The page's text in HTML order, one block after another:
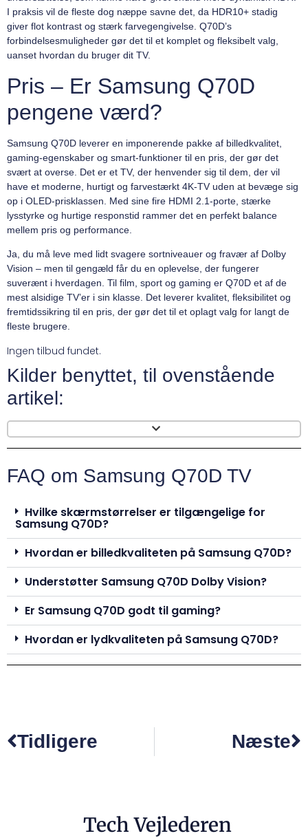
I praksis vil de fleste dog næppe savne det, da HDR10+ stadig
giver flot kontrast og stærk farvegengivelse. Q70D’s
forbindelsesmuligheder gør det til et komplet og fleksibelt valg,
uanset hvordan du bruger dit TV.
Pris – Er Samsung Q70D
pengene værd?
Samsung Q70D leverer en imponerende pakke af billedkvalitet,
gaming-egenskaber og smart-funktioner til en pris, der gør det
svært at overse. Det er et TV, der henvender sig til dem, der vil
have et moderne, hurtigt og farvestærkt 4K-TV uden at bevæge sig
op i OLED-prisklassen. Med sine fire HDMI 2.1-porte, stærke
lysstyrke og hurtige responstid rammer det en perfekt balance
mellem pris og performance.
Ja, du må leve med lidt svagere sortniveauer og fravær af Dolby
Vision – men til gengæld får du en oplevelse, der fungerer
suverænt i hverdagen. Til film, sport og gaming er Q70D et af de
mest alsidige TV’er i sin klasse. Det leverer kvalitet, fleksibilitet og
fremtidssikring til en pris, der gør det til et oplagt valg for langt de
fleste brugere.
Ingen tilbud fundet.
Kilder benyttet, til ovenstående
artikel:
FAQ om Samsung Q70D TV
Hvilke skærmstørrelser er tilgængelige for
Samsung Q70D?
Hvordan er billedkvaliteten på Samsung Q70D?
Understøtter Samsung Q70D Dolby Vision?
Er Samsung Q70D godt til gaming?
Hvordan er lydkvaliteten på Samsung Q70D?
Tidligere Næste
Tech Vejlederen